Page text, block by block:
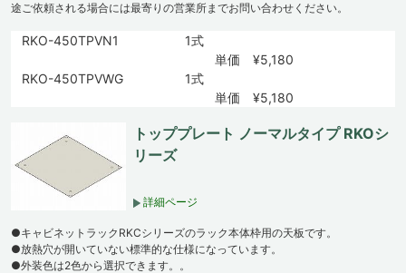
途ご依頼される場合には最寄りの営業所までお問い合わせください。
RKO-450TPVN1
1式
単価 ¥5,180
RKO-450TPVWG
1式
単価 ¥5,180
トッププレート ノーマルタイプ RKOシ
リーズ
詳細ページ
●キャビネットラックRKCシリーズのラック本体枠用の天板です。
●放熱穴が開いていない標準的な仕様になっています。
●外装色は2色から選択できます。。